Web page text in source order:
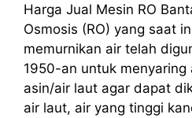
Harga Jual Mesin RO
Osmosis (RO) yang saat
memurnikan air telah
1950-an untuk
asin/air laut agar dapat
air laut, air yang tinggi